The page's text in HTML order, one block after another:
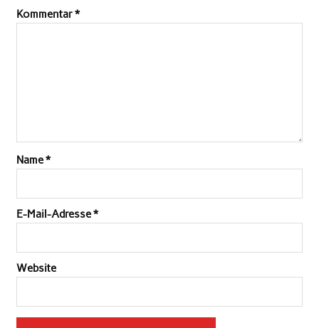
Kommentar*
Name*
E-Mail-Adresse*
Website